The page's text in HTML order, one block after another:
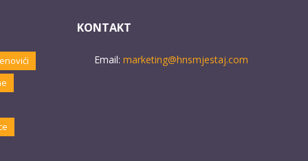
KONTAKT
Email: marketing@hnsmjestaj.com